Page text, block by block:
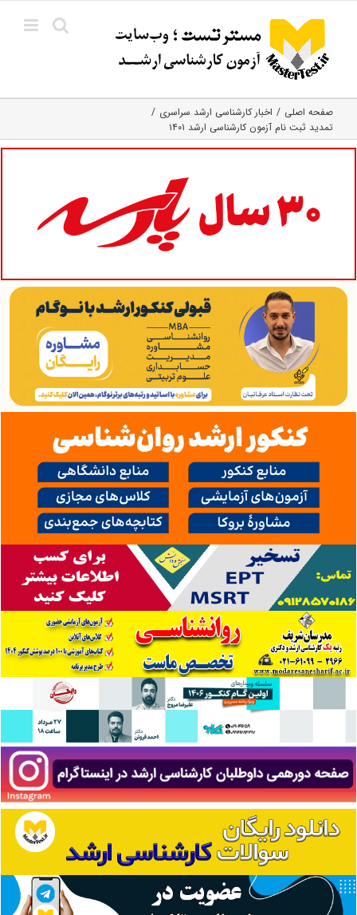
content
صفحه اصلی
اخبار کارشناسی ارشد سراسری
تمدید ثبت نام آزمون کارشناسی ارشد ۱۴۰۱